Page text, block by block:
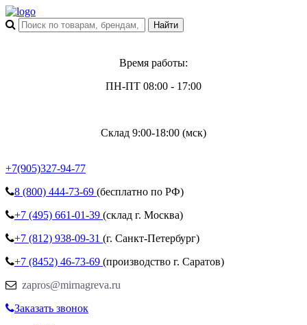
Время работы:
ПН-ПТ 08:00 - 17:00
Склад 9:00-18:00 (мск)
+7(905)327-94-77
8 (800) 444-73-69 (бесплатно по РФ)
+7 (495) 661-01-39 (склад г. Москва)
+7 (812) 938-09-31 (г. Санкт-Петербург)
+7 (8452) 46-73-69 (производство г. Саратов)
zapros@mirnagreva.ru
Заказать звонок